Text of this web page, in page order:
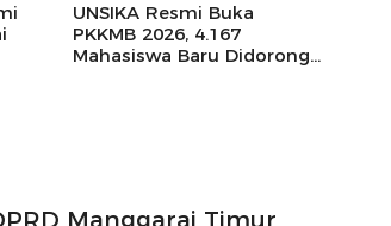
UNSIKA Resmi Buka
PKKMB 2026, 4.167
Mahasiswa Baru Didorong
Manggarai Timur